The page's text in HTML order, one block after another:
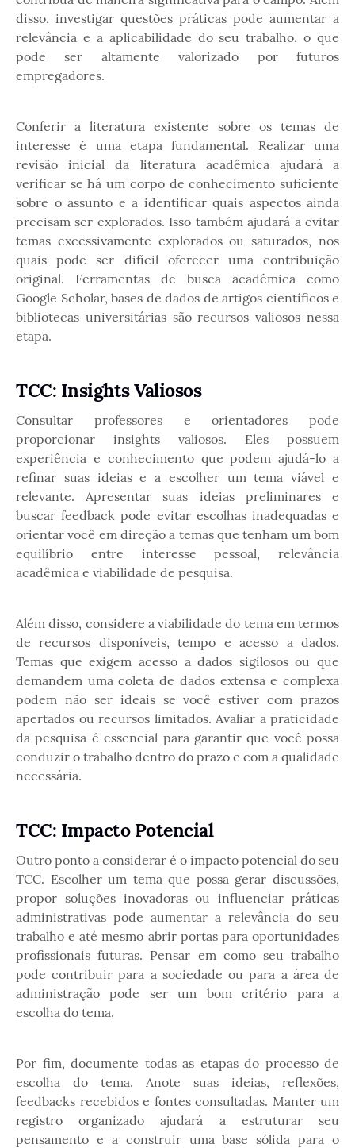
disso, investigar questões práticas pode aumentar a
relevância e a aplicabilidade do seu trabalho, o que
pode ser altamente valorizado por futuros
empregadores.
Conferir a literatura existente sobre os temas de
interesse é uma etapa fundamental. Realizar uma
revisão inicial da literatura acadêmica ajudará a
verificar se há um corpo de conhecimento suficiente
sobre o assunto e a identificar quais aspectos ainda
precisam ser explorados. Isso também ajudará a evitar
temas excessivamente explorados ou saturados, nos
quais pode ser difícil oferecer uma contribuição
original. Ferramentas de busca acadêmica como
Google Scholar, bases de dados de artigos científicos e
bibliotecas universitárias são recursos valiosos nessa
etapa.
TCC: Insights Valiosos
Consultar professores e orientadores pode
proporcionar insights valiosos. Eles possuem
experiência e conhecimento que podem ajudá-lo a
refinar suas ideias e a escolher um tema viável e
relevante. Apresentar suas ideias preliminares e
buscar feedback pode evitar escolhas inadequadas e
orientar você em direção a temas que tenham um bom
equilíbrio entre interesse pessoal, relevância
acadêmica e viabilidade de pesquisa.
Além disso, considere a viabilidade do tema em termos
de recursos disponíveis, tempo e acesso a dados.
Temas que exigem acesso a dados sigilosos ou que
demandem uma coleta de dados extensa e complexa
podem não ser ideais se você estiver com prazos
apertados ou recursos limitados. Avaliar a praticidade
da pesquisa é essencial para garantir que você possa
conduzir o trabalho dentro do prazo e com a qualidade
necessária.
TCC: Impacto Potencial
Outro ponto a considerar é o impacto potencial do seu
TCC. Escolher um tema que possa gerar discussões,
propor soluções inovadoras ou influenciar práticas
administrativas pode aumentar a relevância do seu
trabalho e até mesmo abrir portas para oportunidades
profissionais futuras. Pensar em como seu trabalho
pode contribuir para a sociedade ou para a área de
administração pode ser um bom critério para a
escolha do tema.
Por fim, documente todas as etapas do processo de
escolha do tema. Anote suas ideias, reflexões,
feedbacks recebidos e fontes consultadas. Manter um
registro organizado ajudará a estruturar seu
pensamento e a construir uma base sólida para o